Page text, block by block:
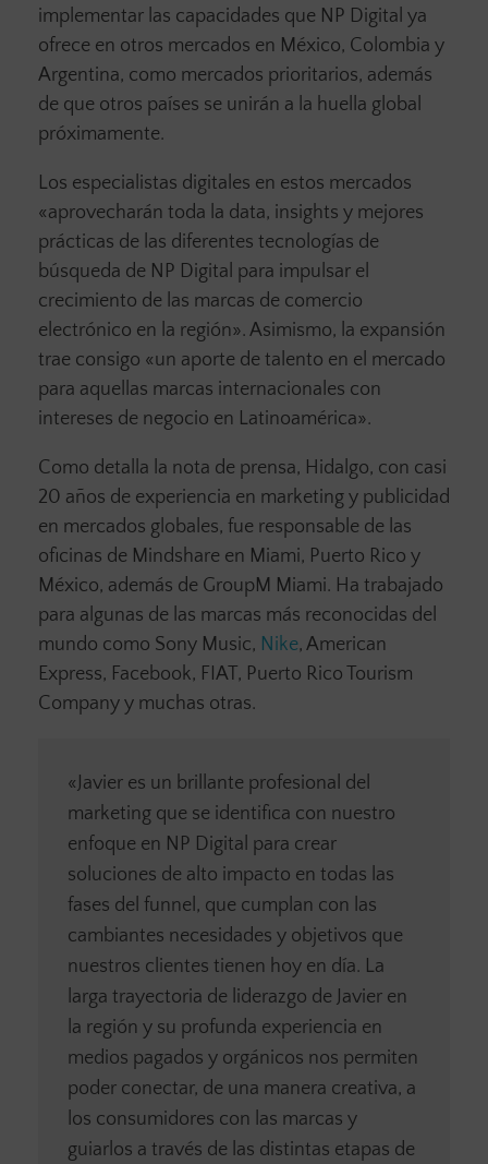
implementar las capacidades que NP Digital ya
ofrece en otros mercados en México, Colombia y
Argentina, como mercados prioritarios, además
de que otros países se unirán a la huella global
próximamente.
Los especialistas digitales en estos mercados
«aprovecharán toda la data, insights y mejores
prácticas de las diferentes tecnologías de
búsqueda de NP Digital para impulsar el
crecimiento de las marcas de comercio
electrónico en la región». Asimismo, la expansión
trae consigo «un aporte de talento en el mercado
para aquellas marcas internacionales con
intereses de negocio en Latinoamérica».
Como detalla la nota de prensa, Hidalgo, con casi
20 años de experiencia en marketing y publicidad
en mercados globales, fue responsable de las
oficinas de Mindshare en Miami, Puerto Rico y
México, además de GroupM Miami. Ha trabajado
para algunas de las marcas más reconocidas del
mundo como Sony Music, Nike, American
Express, Facebook, FIAT, Puerto Rico Tourism
Company y muchas otras.
«Javier es un brillante profesional del
marketing que se identifica con nuestro
enfoque en NP Digital para crear
soluciones de alto impacto en todas las
fases del funnel, que cumplan con las
cambiantes necesidades y objetivos que
nuestros clientes tienen hoy en día. La
larga trayectoria de liderazgo de Javier en
la región y su profunda experiencia en
medios pagados y orgánicos nos permiten
poder conectar, de una manera creativa, a
los consumidores con las marcas y
guiarlos a través de las distintas etapas de